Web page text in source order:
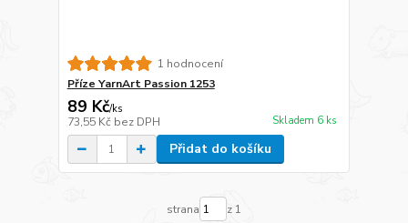
1 hodnocení
Příze YarnArt Passion 1253
89 Kč/ks
73,55 Kč bez DPH Skladem 6 ks
Přidat do košíku
strana z 1